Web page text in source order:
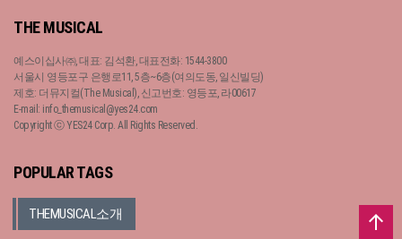
THE MUSICAL
예스이십사㈜, 대표: 김석환, 대표전화: 1544-3800
서울시 영등포구 은행로11, 5층~6층(여의도동, 일신빌딩)
제호: 더뮤지컬(The Musical), 신고번호: 영등포, 라00617
E-mail: info_themusical@yes24.com
Copyright ⓒ YES24 Corp. All Rights Reserved.
POPULAR TAGS
THEMUSICAL소개